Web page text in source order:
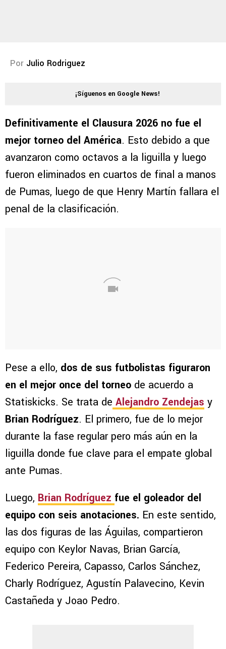
Por Julio Rodriguez
¡Síguenos en Google News!
Definitivamente el Clausura 2026 no fue el
mejor torneo del América. Esto debido a que
avanzaron como octavos a la liguilla y luego
fueron eliminados en cuartos de final a manos
de Pumas, luego de que Henry Martín fallara el
penal de la clasificación.
Pese a ello, dos de sus futbolistas figuraron
en el mejor once del torneo de acuerdo a
Statiskicks. Se trata de Alejandro Zendejas y
Brian Rodríguez. El primero, fue de lo mejor
durante la fase regular pero más aún en la
liguilla donde fue clave para el empate global
ante Pumas.
Luego, Brian Rodríguez fue el goleador del
equipo con seis anotaciones. En este sentido,
las dos figuras de las Águilas, compartieron
equipo con Keylor Navas, Brian García,
Federico Pereira, Capasso, Carlos Sánchez,
Charly Rodríguez, Agustín Palavecino, Kevin
Castañeda y Joao Pedro.